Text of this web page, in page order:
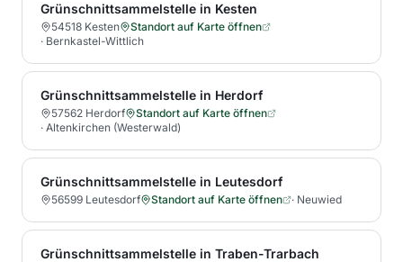
Grünschnittsammelstelle in Kesten
54518 Kesten
Standort auf Karte öffnen
· Bernkastel-Wittlich
Grünschnittsammelstelle in Herdorf
57562 Herdorf
Standort auf Karte öffnen
· Altenkirchen (Westerwald)
Grünschnittsammelstelle in Leutesdorf
56599 Leutesdorf Standort auf Karte öffnen · Neuwied
Grünschnittsammelstelle in Traben-Trarbach